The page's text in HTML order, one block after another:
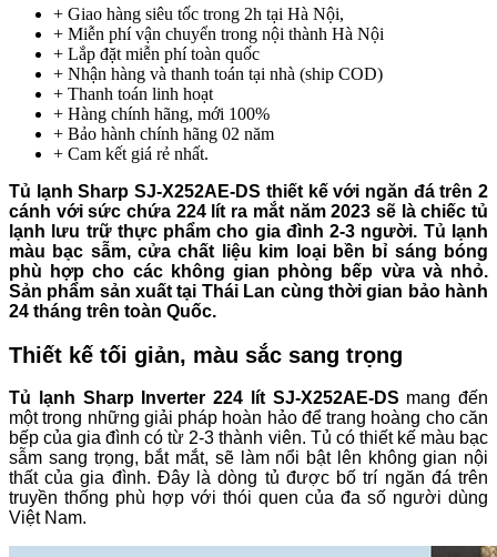
+ Giao hàng siêu tốc trong 2h tại Hà Nội,
+ Miễn phí vận chuyển trong nội thành Hà Nội
+ Lắp đặt miễn phí toàn quốc
+ Nhận hàng và thanh toán tại nhà (ship COD)
+ Thanh toán linh hoạt
+ Hàng chính hãng, mới 100%
+ Bảo hành chính hãng 02 năm
+ Cam kết giá rẻ nhất.
Tủ lạnh Sharp SJ-X252AE-DS thiết kế với ngăn đá trên 2
cánh với sức chứa 224 lít ra mắt năm 2023 sẽ là chiếc tủ
lạnh lưu trữ thực phẩm cho gia đình 2-3 người. Tủ lạnh
màu bạc sẫm, cửa chất liệu kim loại bền bỉ sáng bóng
phù hợp cho các không gian phòng bếp vừa và nhỏ.
Sản phẩm sản xuất tại Thái Lan cùng thời gian bảo hành
24 tháng trên toàn Quốc.
Thiết kế tối giản, màu sắc sang trọng
Tủ lạnh Sharp Inverter 224 lít SJ-X252AE-DS mang đến
một trong những giải pháp hoàn hảo để trang hoàng cho căn
bếp của gia đình có từ 2-3 thành viên. Tủ có thiết kế màu bạc
sẫm sang trọng, bắt mắt, sẽ làm nổi bật lên không gian nội
thất của gia đình. Đây là dòng tủ được bố trí ngăn đá trên
truyền thống phù hợp với thói quen của đa số người dùng
Việt Nam.